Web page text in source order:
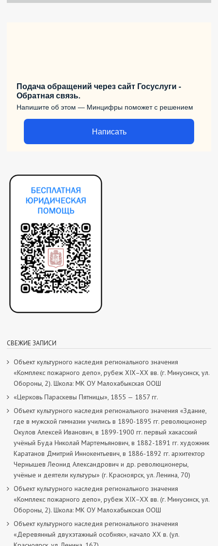
Подача обращений через сайт Госуслуги -
Обратная связь.
Напишите об этом — Минцифры поможет с решением
Написать
СВЕЖИЕ ЗАПИСИ
Объект культурного наследия регионального значения
«Комплекс пожарного депо», рубеж XIX–XX вв. (г. Минусинск, ул.
Обороны, 2). Школа: МК ОУ Малохабыкская ООШ
«Церковь Параскевы Пятницы», 1855 — 1857 гг.
Объект культурного наследия регионального значения «Здание,
где в мужской гимназии учились в 1890-1895 гг. революционер
Окулов Алексей Иванович, в 1899-1900 гг. первый хакасский
учёный Буда Николай Мартемьянович, в 1882-1891 гг. художник
Каратанов Дмитрий Иннокентьевич, в 1886-1892 гг. архитектор
Чернышев Леонид Александрович и др. революционеры,
учёные и деятели культуры» (г. Красноярск, ул. Ленина, 70)
Объект культурного наследия регионального значения
«Комплекс пожарного депо», рубеж XIX–XX вв. (г. Минусинск, ул.
Обороны, 2). Школа: МК ОУ Малохабыкская ООШ
Объект культурного наследия регионального значения
«Деревянный двухэтажный особняк», начало ХХ в. (ул.